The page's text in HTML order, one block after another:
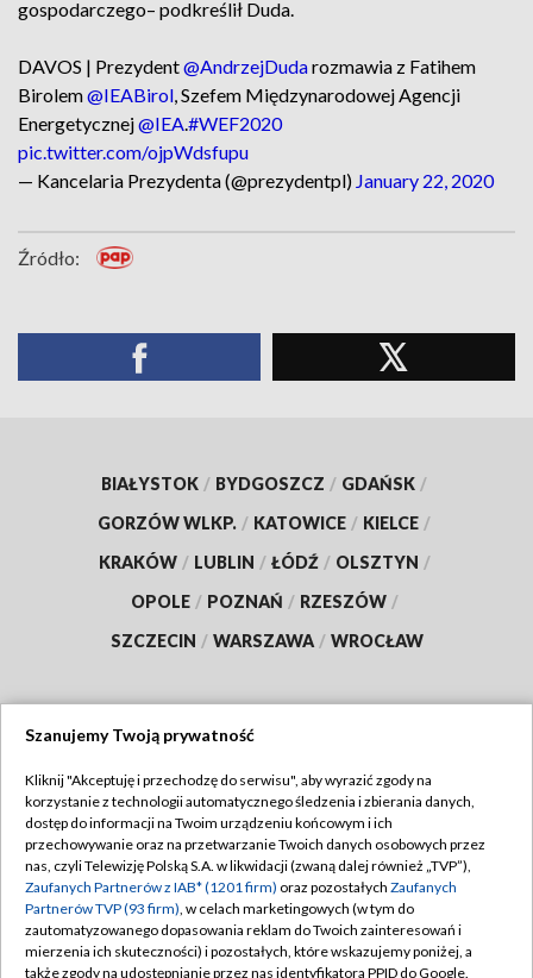
gospodarczego– podkreślił Duda.
DAVOS | Prezydent@AndrzejDudarozmawia z Fatihem
Birolem@IEABirol, Szefem Międzynarodowej Agencji
Energetycznej@IEA.#WEF2020
pic.twitter.com/ojpWdsfupu
— Kancelaria Prezydenta (@prezydentpl) January 22, 2020
Źródło:
BIAŁYSTOK / BYDGOSZCZ / GDAŃSK /
GORZÓW WLKP. / KATOWICE / KIELCE /
KRAKÓW / LUBLIN / ŁÓDŹ / OLSZTYN /
OPOLE / POZNAŃ / RZESZÓW /
SZCZECIN / WARSZAWA / WROCŁAW
TVP
Abonament TVP
Emisja w TVP
Centrum informacji TVP
Naziemna Telewizja Cyfrowa
Regulamin TVP
Polityka prywatności
Moje zgody
Pomoc
Szanujemy Twoją prywatność
Kliknij "Akceptuję i przechodzę do serwisu", aby wyrazić zgody na
korzystanie z technologii automatycznego śledzenia i zbierania danych,
dostęp do informacji na Twoim urządzeniu końcowym i ich
przechowywanie oraz na przetwarzanie Twoich danych osobowych przez
nas, czyli Telewizję Polską S.A. w likwidacji (zwaną dalej również „TVP”),
Zaufanych Partnerów z IAB* (1201 firm) oraz pozostałych Zaufanych
Partnerów TVP (93 firm), w celach marketingowych (w tym do
zautomatyzowanego dopasowania reklam do Twoich zainteresowań i
mierzenia ich skuteczności) i pozostałych, które wskazujemy poniżej, a
także zgody na udostępnianie przez nas identyfikatora PPID do Google.